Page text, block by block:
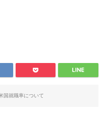
国就職率について